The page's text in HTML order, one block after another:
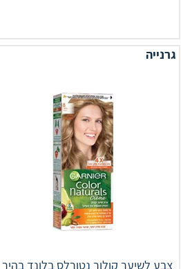
גרנייה
צבע לשיער קולור נטורלס בלונד בהיר 8